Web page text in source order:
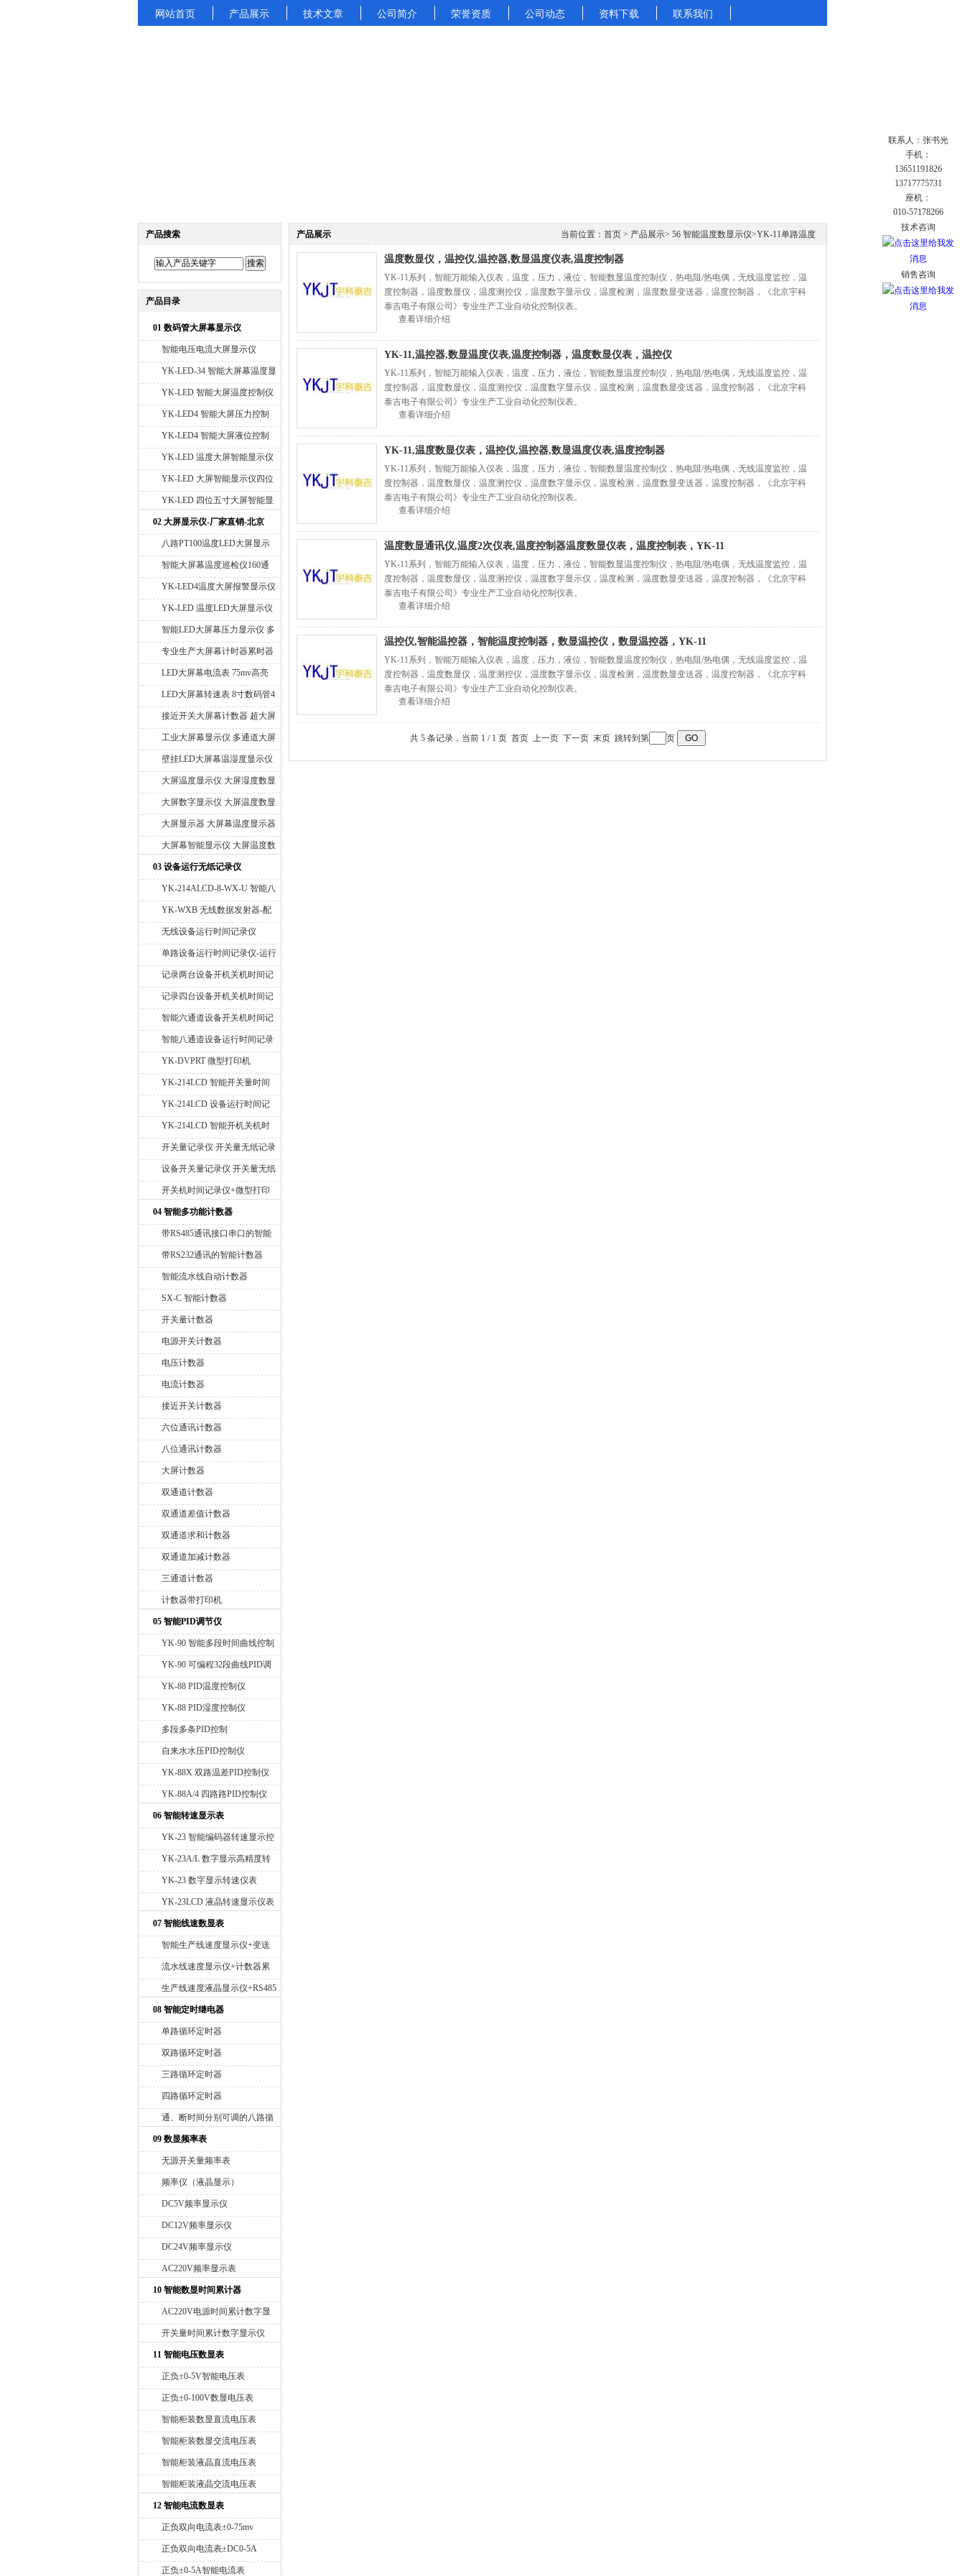
网站首页 产品展示 技术文章 公司简介 荣誉资质 公司动态 资料下载 联系我们
产品搜索
产品目录
01 数码管大屏幕显示仪
智能电压电流大屏显示仪
YK-LED-34 智能大屏幕温度显
示仪
YK-LED 智能大屏温度控制仪
YK-LED4 智能大屏压力控制
仪
YK-LED4 智能大屏液位控制
仪
YK-LED 温度大屏智能显示仪
四位十寸
YK-LED 大屏智能显示仪四位
八寸
YK-LED 四位五寸大屏智能显
示仪
02 大屏显示仪-厂家直销-北京
宇科泰吉
八路PT100温度LED大屏显示
仪 带温度高低报警 128×64点
智能大屏幕温度巡检仪160通
道PT100 厂家直销多通道温度
测量系统 RS485通讯接口
YK-LED4温度大屏报警显示仪
YK-LED4压力大屏显示报警仪
YK-LED4称重大屏幕显示仪报
YK-LED 温度LED大屏显示仪
北京宇科泰吉大屏温度显示仪
北京温度大屏生产厂家
智能LED大屏幕压力显示仪 多
通道压力显示仪 控制室温度压
力数字大屏幕显示仪器 大屏压
专业生产大屏幕计时器累时器
LED大屏幕时间累积显示仪 供
应3寸 5寸 8寸 10寸 LED大屏
LED大屏幕电流表 75mv高亮
度电流表 10寸LED数码管电流
表 智能大屏电流控制仪
LED大屏幕转速表 8寸数码管4
位大屏显示仪 大屏幕编码器转
速显示仪 大屏幕编码器计米器
接近开关大屏幕计数器 超大屏
幕计数器 大屏车间计数器 大
屏生产计划计数器
工业大屏幕显示仪 多通道大屏
幕显示仪 带RS485通讯接口
Modbus Rtu 专业生产工业级高
壁挂LED大屏幕温湿度显示仪
10寸LED大数码管显示器 大屏
幕显示仪表 大屏幕温湿度显示
大屏温度显示仪 大屏湿度数显
仪 智能大屏高精度显示仪
大屏数字显示仪 大屏温度数显
仪 智能大屏显示仪
大屏显示器 大屏幕温度显示器
大屏温湿度显示器 大屏称重显
大屏幕智能显示仪 大屏温度数
显仪 十六路大屏幕显示仪
03 设备运行无纸记录仪
YK-214ALCD-8-WX-U 智能八
通道无线设备运行时间记录仪
YK-WXB 无线数据发射器-配
无线设备记录仪
无线设备运行时间记录仪
单路设备运行时间记录仪-运行
停止时间统计表格
记录两台设备开机关机时间记
录仪
记录四台设备开机关机时间记
录仪
智能六通道设备开关机时间记
录仪
智能八通道设备运行时间记录
仪
YK-DVPRT 微型打印机
YK-214LCD 智能开关量时间
记录仪
YK-214LCD 设备运行时间记
录仪
YK-214LCD 智能开机关机时
间记录仪
开关量记录仪 开关量无纸记录
仪 智能开关量记录仪 智能开
关量无纸记录仪
设备开关量记录仪 开关量无纸
记录仪 智能开关量记录仪 智
开关机时间记录仪+微型打印
机
04 智能多功能计数器
带RS485通讯接口串口的智能
计数器
带RS232通讯的智能计数器
智能流水线自动计数器
SX-C 智能计数器
开关量计数器
电源开关计数器
电压计数器
电流计数器
接近开关计数器
六位通讯计数器
八位通讯计数器
大屏计数器
双通道计数器
双通道差值计数器
双通道求和计数器
双通道加减计数器
三通道计数器
计数器带打印机
05 智能PID调节仪
YK-90 智能多段时间曲线控制
仪
YK-90 可编程32段曲线PID调
节仪
YK-88 PID温度控制仪
YK-88 PID湿度控制仪
多段多条PID控制
自来水水压PID控制仪
YK-88X 双路温差PID控制仪
YK-88A/4 四路路PID控制仪
06 智能转速显示表
YK-23 智能编码器转速显示控
制变送仪 RS485通讯
YK-23A/L 数字显示高精度转
速仪表
YK-23 数字显示转速仪表
YK-23LCD 液晶转速显示仪表
07 智能线速数显表
智能生产线速度显示仪+变送
4-20mA
流水线速度显示仪+计数器累
积
生产线速度液晶显示仪+RS485
接口
08 智能定时继电器
单路循环定时器
双路循环定时器
三路循环定时器
四路循环定时器
通、断时间分别可调的八路循
环定时器
09 数显频率表
无源开关量频率表
频率仪（液晶显示）
DC5V频率显示仪
DC12V频率显示仪
DC24V频率显示仪
AC220V频率显示表
10 智能数显时间累计器
AC220V电源时间累计数字显
示仪
开关量时间累计数字显示仪
11 智能电压数显表
正负±0-5V智能电压表
正负±0-100V数显电压表
智能柜装数显直流电压表
智能柜装数显交流电压表
智能柜装液晶直流电压表
智能柜装液晶交流电压表
12 智能电流数显表
正负双向电流表±0-75mv
正负双向电流表±DC0-5A
正负±0-5A智能电流表
产品展示 当前位置： 首页 > 产品展示> 56 智能温度数显示仪>YK-11单路温度
温度数显仪，温控仪,温控器,数显温度仪表,温度控制器
YK-11系列，智能万能输入仪表，温度，压力，液位，智能数显温度控制仪，热电阻/热电偶，无线温度监控，温
度控制器，温度数显仪，温度测控仪，温度数字显示仪，温度检测，温度数显变送器，温度控制器，《北京宇科
泰吉电子有限公司》专业生产工业自动化控制仪表。
查看详细介绍
YK-11,温控器,数显温度仪表,温度控制器，温度数显仪表，温控仪
YK-11系列，智能万能输入仪表，温度，压力，液位，智能数显温度控制仪，热电阻/热电偶，无线温度监控，温
度控制器，温度数显仪，温度测控仪，温度数字显示仪，温度检测，温度数显变送器，温度控制器，《北京宇科
泰吉电子有限公司》专业生产工业自动化控制仪表。
查看详细介绍
YK-11,温度数显仪表，温控仪,温控器,数显温度仪表,温度控制器
YK-11系列，智能万能输入仪表，温度，压力，液位，智能数显温度控制仪，热电阻/热电偶，无线温度监控，温
度控制器，温度数显仪，温度测控仪，温度数字显示仪，温度检测，温度数显变送器，温度控制器，《北京宇科
泰吉电子有限公司》专业生产工业自动化控制仪表。
查看详细介绍
温度数显通讯仪,温度2次仪表,温度控制器温度数显仪表，温度控制表，YK-11
YK-11系列，智能万能输入仪表，温度，压力，液位，智能数显温度控制仪，热电阻/热电偶，无线温度监控，温
度控制器，温度数显仪，温度测控仪，温度数字显示仪，温度检测，温度数显变送器，温度控制器，《北京宇科
泰吉电子有限公司》专业生产工业自动化控制仪表。
查看详细介绍
温控仪,智能温控器，智能温度控制器，数显温控仪，数显温控器，YK-11
YK-11系列，智能万能输入仪表，温度，压力，液位，智能数显温度控制仪，热电阻/热电偶，无线温度监控，温
度控制器，温度数显仪，温度测控仪，温度数字显示仪，温度检测，温度数显变送器，温度控制器，《北京宇科
泰吉电子有限公司》专业生产工业自动化控制仪表。
查看详细介绍
共 5 条记录，当前 1 / 1 页 首页 上一页 下一页 末页 跳转到第 页
联系人：张书光
手机：
13651191826
13717775731
座机：
010-57178266
技术咨询
销售咨询